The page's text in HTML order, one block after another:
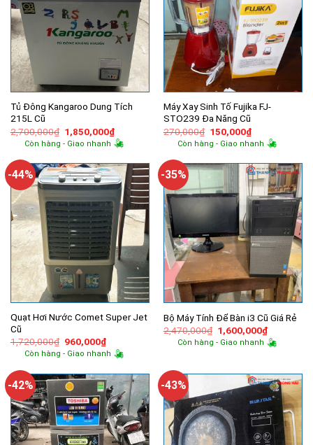
Tủ Đông Kangaroo Dung Tích
215L Cũ
2,700,000₫ Giá
gốc
là:
1,850,000₫Giá
hiện
tại
1,850,000₫.
Còn hàng - Giao nhanh
Máy Xay Sinh Tố Fujika FJ-
STO239 Đa Năng Cũ
270,000₫ Giá
gốc
là:
150,000₫Giá
hiện
tại
150,000₫.
Còn hàng - Giao nhanh
-44%
Quạt Hơi Nước Comet Super Jet
Cũ
1,720,000₫ Giá
gốc
là:
960,000₫Giá
hiện
tại
960,000₫.
Còn hàng - Giao nhanh
-35%
Bộ Máy Tính Để Bàn i3 Cũ Giá Rẻ
2,470,000₫ Giá
gốc
là:
1,600,000₫Giá
hiện
tại
Còn hàng - Giao nhanh
-42% -43%